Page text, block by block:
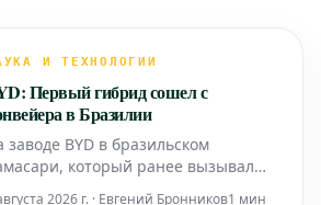
И ТЕХНОЛОГИИ
Первый гибрид сошел с
в Бразилии
заводе BYD в бразильском
который ранее вызывал
2026 г. · Евгений Бронников1 мин